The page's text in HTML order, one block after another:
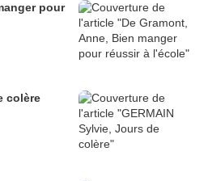
pour
colère